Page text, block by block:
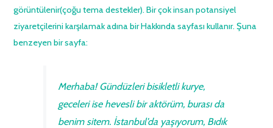
görüntülenir(çoğu tema destekler). Bir çok insan potansiyel
ziyaretçilerini karşılamak adına bir Hakkında sayfası kullanır. Şuna
benzeyen bir sayfa:
Merhaba! Gündüzleri bisikletli kurye,
geceleri ise hevesli bir aktörüm, burası da
benim sitem. İstanbul’da yaşıyorum, Bıdık